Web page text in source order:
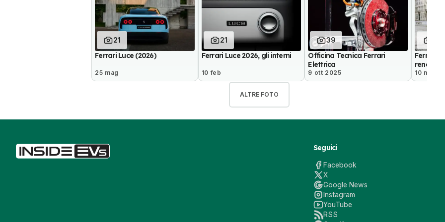
21
Ferrari Luce (2026)
25 mag
21
Ferrari Luce 2026, gli interni
10 feb
39
Officina Tecnica Ferrari
Elettrica
9 ott 2025
Ferrari
render di
10 mag
ALTRE FOTO
Seguici
Facebook
X
Google News
Instagram
YouTube
RSS